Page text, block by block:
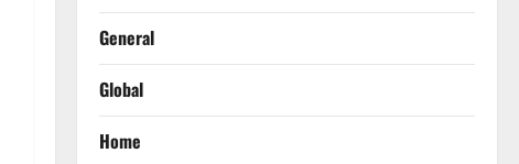
General
Global
Home